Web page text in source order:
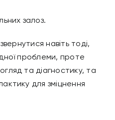
залоз.
навіть тоді,
проблеми, проте
та діагностику, та
для зміцнення